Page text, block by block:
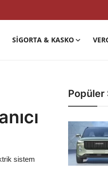
SIGORTA & KASKO
sistem
Popüler